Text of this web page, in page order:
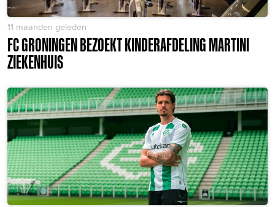
11 maanden geleden
FC GRONINGEN BEZOEKT KINDERAFDELING MARTINI
ZIEKENHUIS